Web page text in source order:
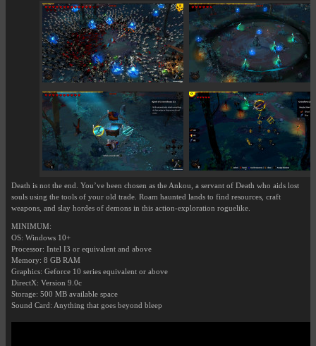
Death is not the end. You’ve been chosen as the Ankou, a servant of Death who aids lost
souls using the tools of your old trade. Roam haunted lands to find resources, craft
weapons, and slay hordes of demons in this action-exploration roguelike.
MINIMUM:
OS: Windows 10+
Processor: Intel I3 or equivalent and above
Memory: 8 GB RAM
Graphics: Geforce 10 series equivalent or above
DirectX: Version 9.0c
Storage: 500 MB available space
Sound Card: Anything that goes beyond bleep